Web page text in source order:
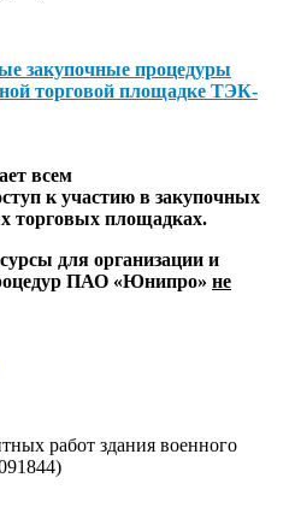
закупочные процедуры
торговой площадке ТЭК-
всем
к участию в закупочных
торговых площадках.
для организации и
ПАО «Юнипро» не
работ здания военного